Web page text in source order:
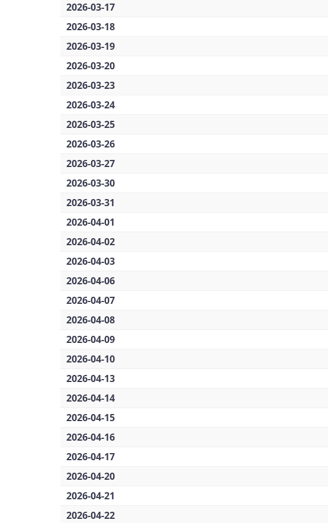
2026-03-17
2026-03-18
2026-03-19
2026-03-20
2026-03-23
2026-03-24
2026-03-25
2026-03-26
2026-03-27
2026-03-30
2026-03-31
2026-04-01
2026-04-02
2026-04-03
2026-04-06
2026-04-07
2026-04-08
2026-04-09
2026-04-10
2026-04-13
2026-04-14
2026-04-15
2026-04-16
2026-04-17
2026-04-20
2026-04-21
2026-04-22